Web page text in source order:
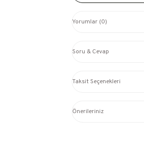
Yorumlar (0)
Soru & Cevap
Taksit Seçenekleri
Önerileriniz